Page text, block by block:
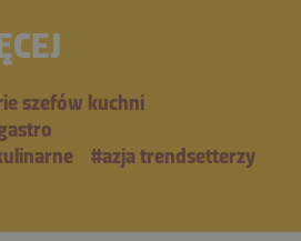
szefów kuchni
#azja trendsetterzy